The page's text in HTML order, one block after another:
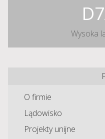
Wysoka
O firmie
Lądowisko
Projekty unijne